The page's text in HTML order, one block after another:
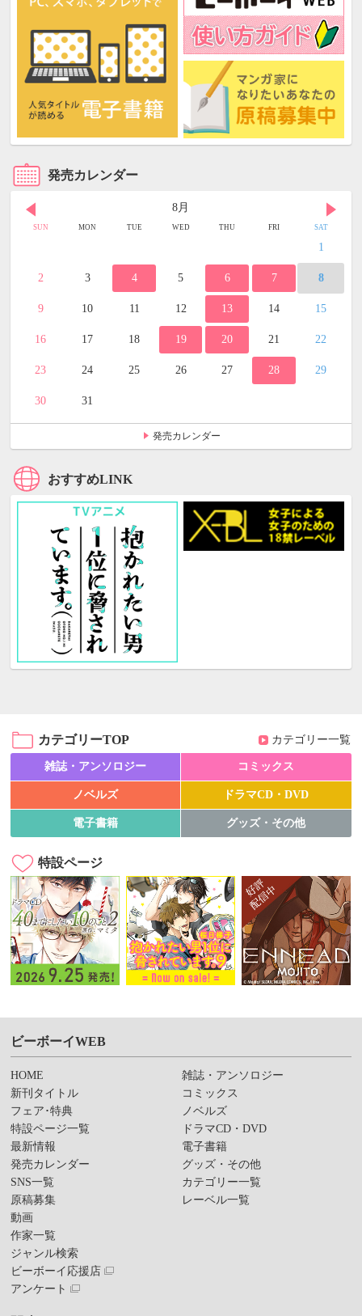
発売カレンダー
8月
SUN MON TUE WED THU FRI SAT
1
2 3 4 5 6 7 8
9 10 11 12 13 14 15
16 17 18 19 20 21 22
23 24 25 26 27 28 29
30 31
発売カレンダー
おすすめLINK
カテゴリーTOP カテゴリー一覧
雑誌・アンソロジー コミックス
ノベルズ ドラマCD・DVD
電子書籍 グッズ・その他
特設ページ
ビーボーイWEB
HOME
新刊タイトル
フェア･特典
特設ページ一覧
最新情報
発売カレンダー
SNS一覧
原稿募集
動画
作家一覧
ジャンル検索
ビーボーイ応援店
アンケート
雑誌・アンソロジー
コミックス
ノベルズ
ドラマCD・DVD
電子書籍
グッズ・その他
カテゴリー一覧
レーベル一覧